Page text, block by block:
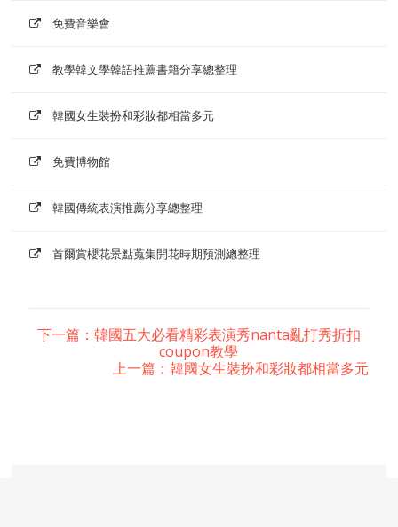
免費音樂會
教學韓文學韓語推薦書籍分享總整理
韓國女生裝扮和彩妝都相當多元
免費博物館
韓國傳統表演推薦分享總整理
首爾賞櫻花景點蒐集開花時期預測總整理
下一篇：韓國五大必看精彩表演秀nanta亂打秀折扣
coupon教學
上一篇：韓國女生裝扮和彩妝都相當多元